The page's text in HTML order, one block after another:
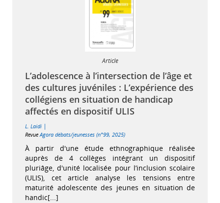
Article
L’adolescence à l’intersection de l’âge et
des cultures juvéniles : L’expérience des
collégiens en situation de handicap
affectés en dispositif ULIS
L. Laidi |
RevueAgora débats/jeunesses (n°99, 2025)
À partir d'une étude ethnographique réalisée
auprès de 4 collèges intégrant un dispositif
pluriâge, d'unité localisée pour l’inclusion scolaire
(ULIS), cet article analyse les tensions entre
maturité adolescente des jeunes en situation de
handic[...]